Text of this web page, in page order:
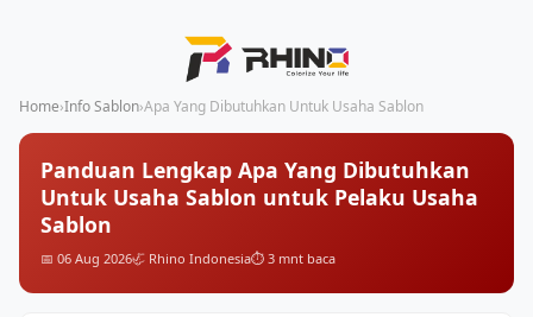
Home›Info Sablon›Apa Yang Dibutuhkan Untuk Usaha Sablon
Panduan Lengkap Apa Yang Dibutuhkan
Untuk Usaha Sablon untuk Pelaku Usaha
Sablon
📅 06 Aug 2026🦏 Rhino Indonesia⏱️ 3 mnt baca